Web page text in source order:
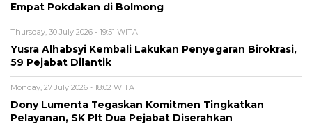
Empat Pokdakan di Bolmong
Thursday, 30 July 2026 - 19:51 WITA
Yusra Alhabsyi Kembali Lakukan Penyegaran Birokrasi,
59 Pejabat Dilantik
Monday, 27 July 2026 - 18:02 WITA
Dony Lumenta Tegaskan Komitmen Tingkatkan
Pelayanan, SK Plt Dua Pejabat Diserahkan